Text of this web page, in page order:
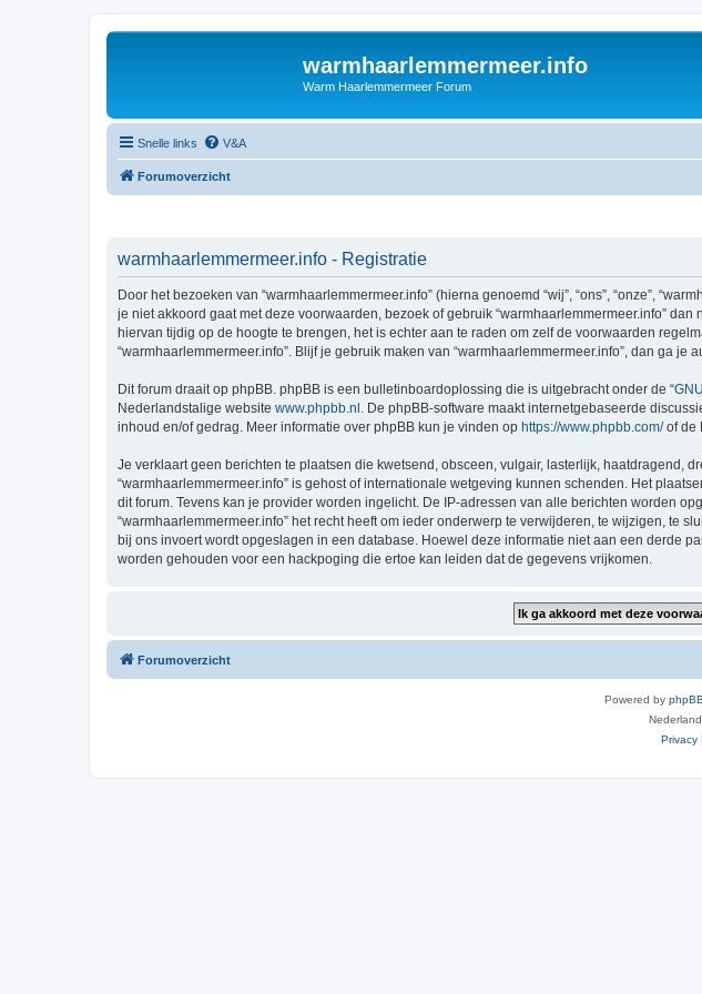
warmhaarlemmermeer.info
Warm Haarlemmermeer Forum
Snelle links V&A
Forumoverzicht
warmhaarlemmermeer.info - Registratie
Door het bezoeken van “warmhaarlemmermeer.info” (hierna genoemd “wij”, “ons”, “onze”,
je niet akkoord gaat met deze voorwaarden, bezoek of gebruik “warmhaarlemmermeer.info”
hiervan tijdig op de hoogte te brengen, het is echter aan te raden om zelf de voorwaarden
“warmhaarlemmermeer.info”. Blijf je gebruik maken van “warmhaarlemmermeer.info”, dan ga
Dit forum draait op phpBB. phpBB is een bulletinboardoplossing die is uitgebracht onder de “
Nederlandstalige website www.phpbb.nl . De phpBB-software maakt internetgebaseerde
inhoud en/of gedrag. Meer informatie over phpBB kun je vinden op https://www.phpbb.com/of de
Je verklaart geen berichten te plaatsen die kwetsend, obsceen, vulgair, lasterlijk,
“warmhaarlemmermeer.info” is gehost of internationale wetgeving kunnen schenden. Het
dit forum. Tevens kan je provider worden ingelicht. De IP-adressen van alle berichten worden
“warmhaarlemmermeer.info” het recht heeft om ieder onderwerp te verwijderen, te wijzigen, te
bij ons invoert wordt opgeslagen in een database. Hoewel deze informatie niet aan een derde
worden gehouden voor een hackpoging die ertoe kan leiden dat de gegevens vrijkomen.
Forumoverzicht
Powered by phpBB
Privacy